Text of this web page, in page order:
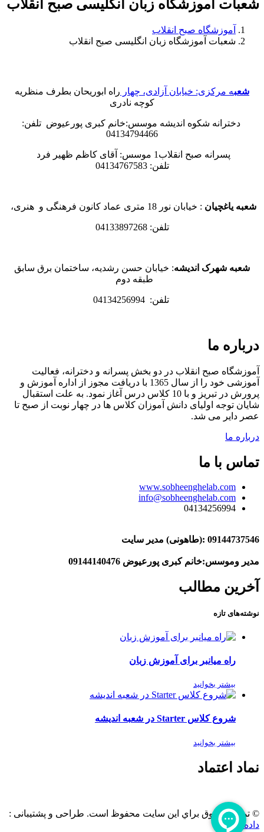
شعبات آموزشگاه زبان انگلیسی صبح انقلاب
آموزشگاه صبح انقلاب
شعبات آموزشگاه زبان انگلیسی صبح انقلاب
شعبه مرکزی: خیابان آزادی، چهار راه ابوریحان بطرف منظریه
کوچه نادری
دخترانه شکوه اندیشه موسس:خانم کبری پورعیوض تلفن:
04134794466
پسرانه صبح انقلاب1 موسس: آقای کاظم ظهیر فرد
تلفن: 04134767583
شعبه یاغچیان : خیابان نور 18 متری عماد کانون فرهنگی و هنری،
تلفن: 04133897268
شعبه شهرک اندیشه: خیابان حسن رشدیه، ساختمان برق سابق
طبقه دوم
تلفن: 04134256994
درباره ما
آموزشگاه صبح انقلاب در دو بخش پسرانه و دخترانه، فعالیت
آموزشی خود را از سال 1365 با دریافت مجوز از اداره آموزش و
پرورش در تبریز و با 10 کلاس درس آغاز نمود. به علت استقبال
شایان توجه اولیای دانش آموزان کلاس ها در چهار نوبت از صبح تا
عصر دایر می شد.
درباره ما
تماس با ما
www.sobheenghelab.com
info@sobheenghelab.com
04134256994
09144737546 :(طاهونی) مدیر سایت
مدیر وموسس:خانم کبری پورعیوض 09144140476
آخرین مطالب
نوشته‌های تازه
راه میانبر برای آموزش زبان
بیشتر بخوانید
شروع کلاس Starter در شعبه اندیشه
بیشتر بخوانید
نماد اعتماد
© تمامی حقوق براي این سایت محفوظ است. طراحی و پشتیبانی :
داده تجارت